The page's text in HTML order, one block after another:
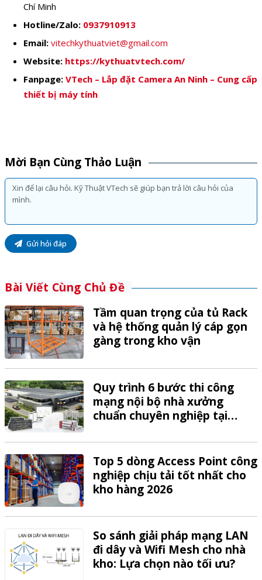
Chí Minh
Hotline/Zalo: 0937910913
Email: vitechkythuatviet@gmail.com
Website: https://kythuatvtech.com/
Fanpage: VTech – Lắp đặt Camera An Ninh – Cung cấp
thiết bị máy tính
Mời Bạn Cùng Thảo Luận
Gửi hỏi đáp
Bài Viết Cùng Chủ Đề
Tầm quan trọng của tủ Rack
và hệ thống quản lý cáp gọn
gàng trong kho vận
Quy trình 6 bước thi công
mạng nội bộ nhà xưởng
chuẩn chuyên nghiệp tại
Top 5 dòng Access Point công
nghiệp chịu tải tốt nhất cho
kho hàng 2026
So sánh giải pháp mạng LAN
đi dây và Wifi Mesh cho nhà
kho: Lựa chọn nào tối ưu?